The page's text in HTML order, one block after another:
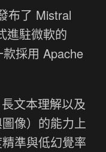
布了 Mistral
進駐微軟的
採用 Apache
文本理解以及
像）的能力上
準與低幻覺率